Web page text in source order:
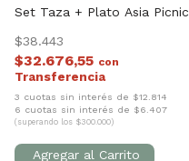
Set Taza + Plato Asia Picnic
$38.443
$32.676,55 con
3 cuotas sin interés de $12.814
6 cuotas sin interés de $6.407
(superando los $300.000)